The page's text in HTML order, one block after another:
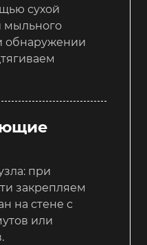
сухой
мыльного
обнаружении
при
закрепляем
на стене с
или